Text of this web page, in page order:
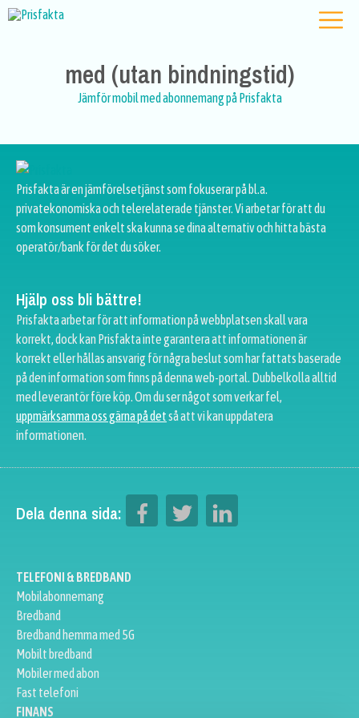
med (utan bindningstid)
Jämför mobil med abonnemang på Prisfakta
Prisfakta är en jämförelsetjänst som fokuserar på bl.a.
privatekonomiska och telerelaterade tjänster. Vi arbetar för att du
som konsument enkelt ska kunna se dina alternativ och hitta bästa
operatör/bank för det du söker.
Hjälp oss bli bättre!
Prisfakta arbetar för att information på webbplatsen skall vara
korrekt, dock kan Prisfakta inte garantera att informationen är
korrekt eller hållas ansvarig för några beslut som har fattats baserade
på den information som finns på denna web-portal. Dubbelkolla alltid
med leverantör före köp. Om du ser något som verkar fel,
uppmärksamma oss gärna på detså att vi kan uppdatera
informationen.
Dela denna sida:
TELEFONI & BREDBAND
Mobilabonnemang
Bredband
Bredband hemma med 5G
Mobilt bredband
Mobiler med abon
Fast telefoni
FINANS